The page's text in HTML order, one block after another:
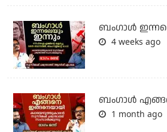
ബംഗാള്‍
4 weeks ago
ബം​ഗാൾ
1 month ago